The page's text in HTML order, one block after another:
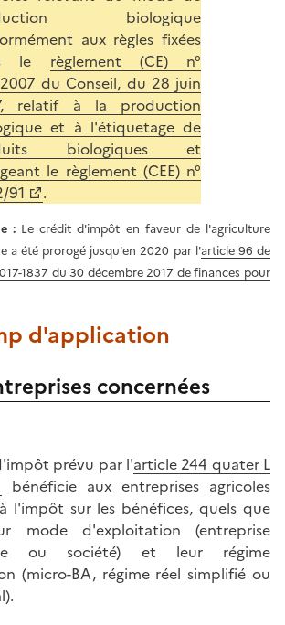
biologique
aux règles fixées
le règlement (CE) n°
du Conseil, du 28 juin
relatif à la production
et à l'étiquetage de
biologiques et
le règlement (CEE) n°
91
.
:Le crédit d'impôt en faveur de l'agriculture
a été prorogé jusqu'en 2020 par l'article 96 de
1837 du 30 décembre 2017 de finances pour
d'application
concernées
prévu par l'article 244 quater L
bénéficie aux entreprises agricoles
l'impôt sur les bénéfices, quels que
mode d'exploitation (entreprise
ou société) et leur régime
(micro-BA, régime réel simplifié ou